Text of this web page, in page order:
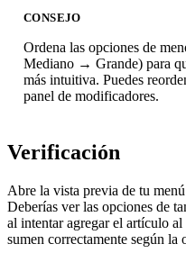
CONSEJO
Ordena las opciones de
Mediano → Grande) para
más intuitiva. Puedes
panel de modificadores.
Verificación
Abre la vista previa de tu
Deberías ver las opciones de
al intentar agregar el artículo
sumen correctamente según la